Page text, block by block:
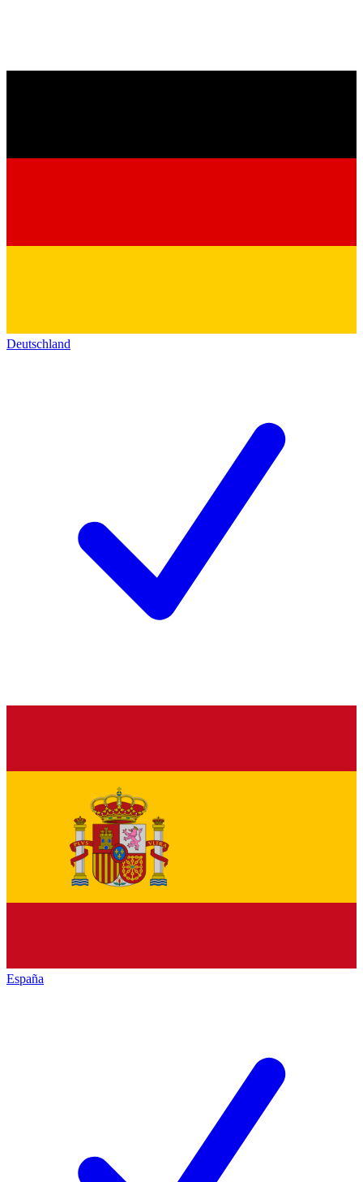
Deutschland
España